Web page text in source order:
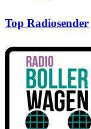
Top Radiosender